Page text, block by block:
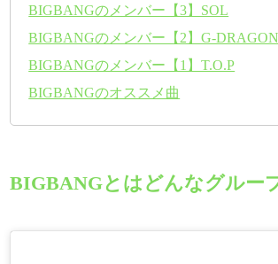
BIGBANGのメンバー【3】SOL
BIGBANGのメンバー【2】G-DRAGON
BIGBANGのメンバー【1】T.O.P
BIGBANGのオススメ曲
BIGBANGとはどんなグルー